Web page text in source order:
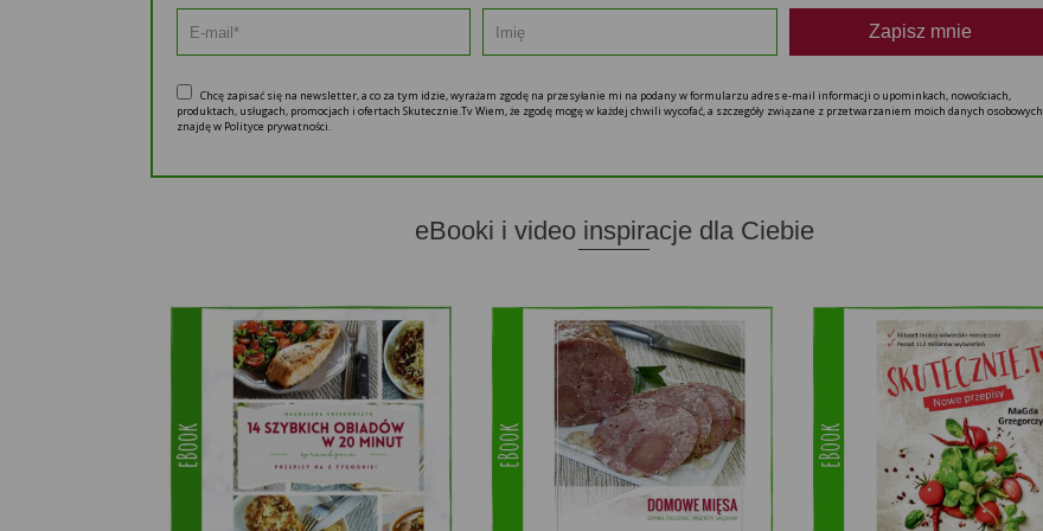
Zapisz mnie
Chcę zapisać się na newsletter, a co za tym idzie, wyrażam zgodę na przesyłanie mi na podany w formularzu adres e-mail informacji o upominkach, nowościach,
produktach, usługach, promocjach i ofertach Skutecznie.Tv Wiem, że zgodę mogę w każdej chwili wycofać, a szczegóły związane z przetwarzaniem moich danych osobowych
znajdę w Polityce prywatności.
eBooki i video inspiracje dla Ciebie